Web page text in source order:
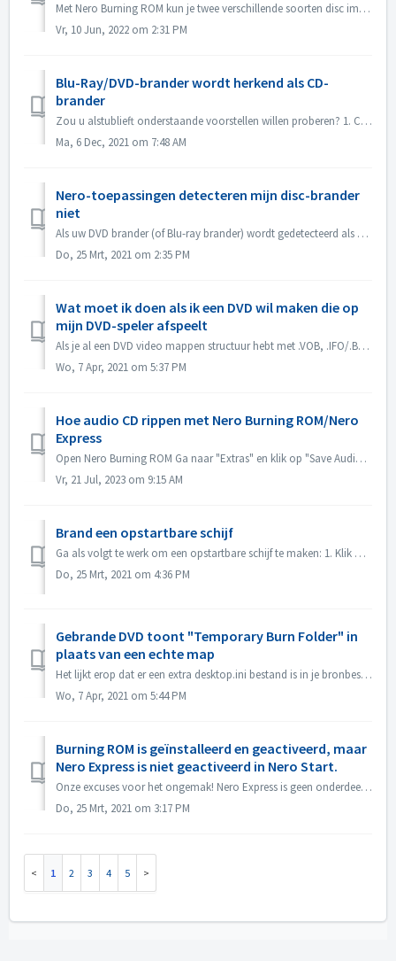
Met Nero Burning ROM kun je twee verschillende soorten disc images maken. De 'Nero Image Files' (*.nrg) bestaan uit een eigen Nero Disc Image forma...
Vr, 10 Jun, 2022 om 2:31 PM
Blu-Ray/DVD-brander wordt herkend als CD-
brander
Zou u alstublieft onderstaande voorstellen willen proberen? 1. Controleer of er een nieuwe driver is voor uw brander en firmware. Gelieve te updaten als...
Ma, 6 Dec, 2021 om 7:48 AM
Nero-toepassingen detecteren mijn disc-brander
niet
Als uw DVD brander (of Blu-ray brander) wordt gedetecteerd als CD brander, raadpleeg dan dit artikel: https://nerosupport.freshdesk.com/en/support/solution...
Do, 25 Mrt, 2021 om 2:35 PM
Wat moet ik doen als ik een DVD wil maken die op
mijn DVD-speler afspeelt
Als je al een DVD video mappen structuur hebt met .VOB, .IFO/.BUP bestanden, dan kun je Nero BurningROM gebruiken om DVD te branden. 1. Nieuw een compilati...
Wo, 7 Apr, 2021 om 5:37 PM
Hoe audio CD rippen met Nero Burning ROM/Nero
Express
Open Nero Burning ROM Ga naar "Extras" en klik op "Save Audio Tracks". In het tabblad "source", selecteer tracks. Stel de ...
Vr, 21 Jul, 2023 om 9:15 AM
Brand een opstartbare schijf
Ga als volgt te werk om een opstartbare schijf te maken: 1. Klik op de knop Nieuw in het hoofdscherm van Nero Burning ROM. -> Het venster Nieuwe compila...
Do, 25 Mrt, 2021 om 4:36 PM
Gebrande DVD toont "Temporary Burn Folder" in
plaats van een echte map
Het lijkt erop dat er een extra desktop.ini bestand is in je bronbestanden. Verkenner leest dat bestand en vindt dat deze specifieke map een gelokaliseerde ...
Wo, 7 Apr, 2021 om 5:44 PM
Burning ROM is geïnstalleerd en geactiveerd, maar
Nero Express is niet geactiveerd in Nero Start.
Onze excuses voor het ongemak! Nero Express is geen onderdeel van het Nero BurningRom standalone product. Nero Express wordt verkocht in offline winkels. H...
Do, 25 Mrt, 2021 om 3:17 PM
1 2 3 4 5